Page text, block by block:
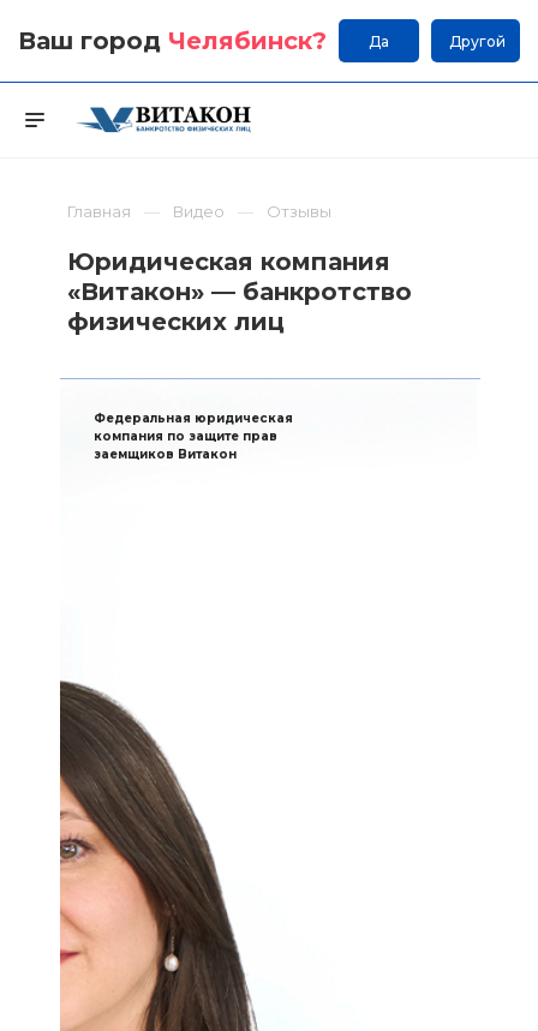
Ваш город Челябинск? Да Другой
Главная Видео Отзывы
Юридическая компания
«Витакон» — банкротство
физических лиц
Федеральная юридическая
компания по защите прав
заемщиков Витакон